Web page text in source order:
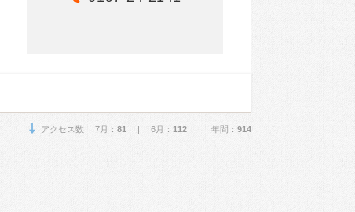
アクセス数 7月： 81 | 6月： 112 | 年間： 914